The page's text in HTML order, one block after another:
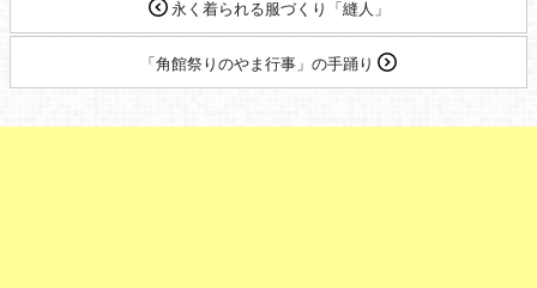
永く着られる服づくり「縫人」
「角館祭りのやま行事」の手踊り